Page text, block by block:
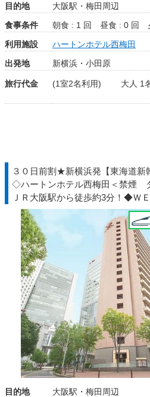
目的地
大阪駅・梅田周辺
食事条件
朝食 : 1 回 昼食 : 0 回
利用施設
ハートンホテル西梅田
出発地
新横浜・小田原
旅行代金 (1室2名利用) 大人 1
３０日前割★新横浜発【東海道新
◇ハートンホテル西梅田＜禁煙
ＪＲ大阪駅から徒歩約3分！◆Ｗ
目的地
大阪駅・梅田周辺